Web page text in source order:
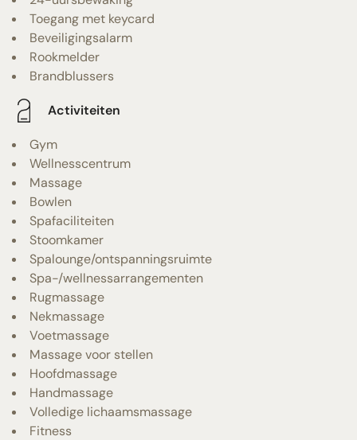
Toegang met keycard
Beveiligingsalarm
Rookmelder
Brandblussers
Activiteiten
Gym
Wellnesscentrum
Massage
Bowlen
Spafaciliteiten
Stoomkamer
Spalounge/ontspanningsruimte
Spa-/wellnessarrangementen
Rugmassage
Nekmassage
Voetmassage
Massage voor stellen
Hoofdmassage
Handmassage
Volledige lichaamsmassage
Fitness